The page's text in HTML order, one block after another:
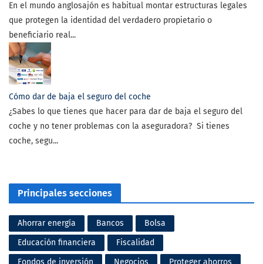
En el mundo anglosajón es habitual montar estructuras legales
que protegen la identidad del verdadero propietario o
beneficiario real...
Cómo dar de baja el seguro del coche
¿Sabes lo que tienes que hacer para dar de baja el seguro del
coche y no tener problemas con la aseguradora? Si tienes
coche, segu...
Principales secciones
Ahorrar energía Bancos
Bolsa
Educación financiera
Fiscalidad